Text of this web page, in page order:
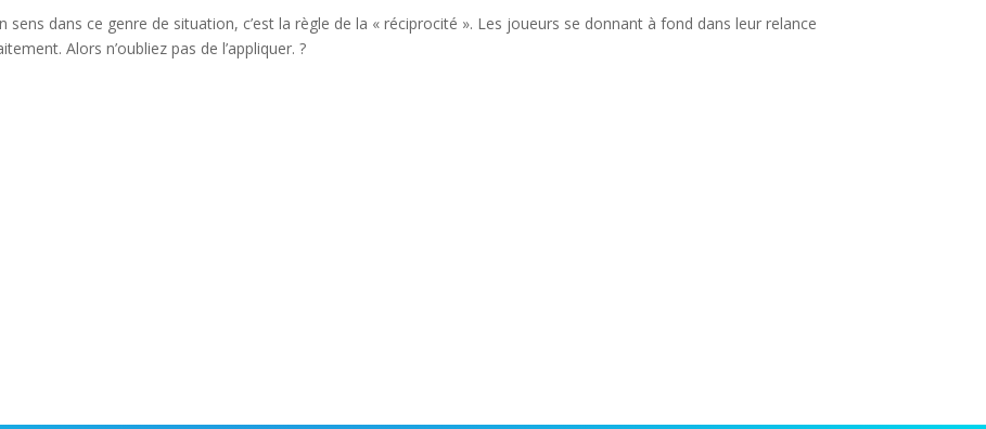
dans ce genre de situation, c’est la règle de la « réciprocité ». Les joueurs se donnant à fond dans leur relance
Alors n’oubliez pas de l’appliquer. ?